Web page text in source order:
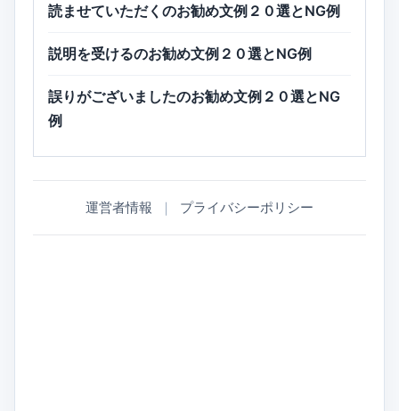
読ませていただくのお勧め文例２０選とNG例
説明を受けるのお勧め文例２０選とNG例
誤りがございましたのお勧め文例２０選とNG
例
運営者情報 ｜ プライバシーポリシー